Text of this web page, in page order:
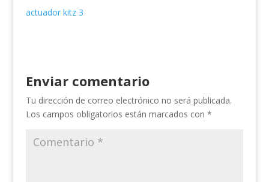
actuador kitz 3
Enviar comentario
Tu dirección de correo electrónico no será publicada.
Los campos obligatorios están marcados con *